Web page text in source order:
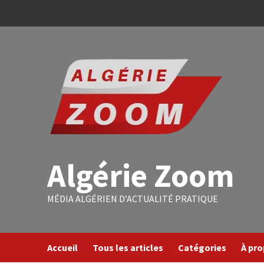
Algérie Zoom
MÉDIA ALGÉRIEN D’ACTUALITÉ PRATIQUE
Accueil Tous les articles Catégories À